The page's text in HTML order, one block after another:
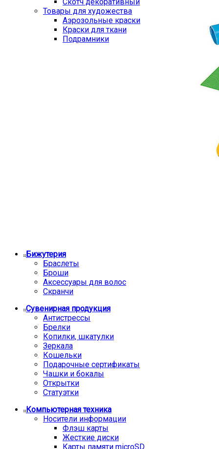
Скотч декоративный
Товары для художества
Аэрозольные краски
Краски для ткани
Подрамники
Бижутерия
Браслеты
Броши
Аксессуары для волос
Скранчи
Сувенирная продукция
Антистрессы
Брелки
Копилки, шкатулки
Зеркала
Кошельки
Подарочные сертификаты
Чашки и бокалы
Открытки
Статуэтки
Компьютерная техника
Носители информации
Флэш карты
Жесткие диски
Карты памяти microSD